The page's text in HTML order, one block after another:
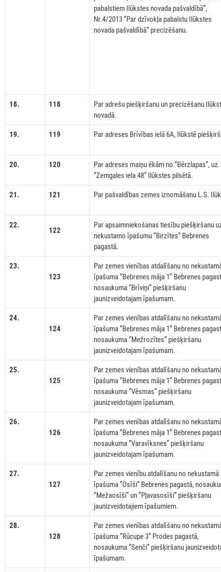
pabalstiem Ilūkstes novada pašvaldībā’’,
Nr.4/2013 ‘’Par dzīvokļa pabalstu Ilūkstes
novada pašvaldībā’’ precizēšanu.
18. 118
Par adrešu piešķiršanu un precizēšanu
novadā.
19. 119 Par adreses Brīvības ielā 6A, Ilūkstē
20. 120
Par adreses maiņu ēkām no ‘’Bērzlapas’’, uz
‘’Zemgales iela 48’’ Ilūkstes pilsētā.
21. 121 Par pašvaldības zemes iznomāšanu L.S.
22.
122
Par apsaimniekošanas tiesību piešķiršanu
nekustamo īpašumu ‘’Birzītes’’ Bebrenes
pagastā.
23.
123
Par zemes vienības atdalīšanu no
īpašuma ‘’Bebrenes māja 1’’ Bebrenes
nosaukuma ‘’Brīviņi’’ piešķiršanu
jaunizveidotajam īpašumam.
24.
124
Par zemes vienības atdalīšanu no
īpašuma ‘’Bebrenes māja 1’’ Bebrenes
nosaukuma ‘’Mežrozītes’’ piešķiršanu
jaunizveidotajam īpašumam.
25.
125
Par zemes vienības atdalīšanu no
īpašuma ‘’Bebrenes māja 1’’ Bebrenes
nosaukuma ‘’Vēsmas’’ piešķiršanu
jaunizveidotajam īpašumam.
26.
126
Par zemes vienības atdalīšanu no
īpašuma ‘’Bebrenes māja 1’’ Bebrenes
nosaukuma ‘’Varavīksnes’’ piešķiršanu
jaunizveidotajam īpašumam.
27.
127
Par zemes vienību atdalīšanu no nekustamā
īpašuma ‘’Osīši’’ Bebrenes pagastā,
‘’Mežaosīši’’ un ‘’Pļavasosīši’’ piešķiršanu
jaunizveidotajiem īpašumiem.
28.
128
Par zemes vienības atdalīšanu no
īpašuma ‘’Rūcupe 3’’ Prodes pagastā,
nosaukuma ‘’Senči’’ piešķiršanu
īpašumam.